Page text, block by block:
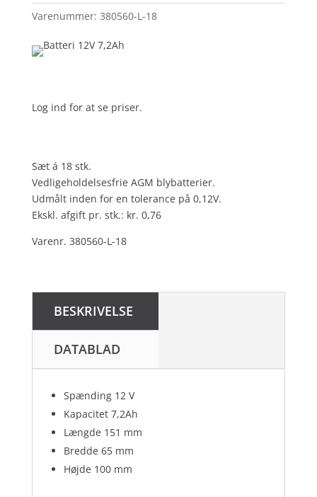
Varenummer: 380560-L-18
Log ind for at se priser.
Sæt á 18 stk.
Vedligeholdelsesfrie AGM blybatterier.
Udmålt inden for en tolerance på 0,12V.
Ekskl. afgift pr. stk.: kr. 0,76
Varenr. 380560-L-18
BESKRIVELSE
DATABLAD
Spænding 12 V
Kapacitet 7,2Ah
Længde 151 mm
Bredde 65 mm
Højde 100 mm